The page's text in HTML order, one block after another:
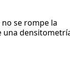
se rompe la
una